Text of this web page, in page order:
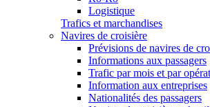
Logistique
Trafics et marchandises
Navires de croisière
Prévisions de navires de
Informations aux passagers
Trafic par mois et par
Information aux entreprises
Nationalités des passagers